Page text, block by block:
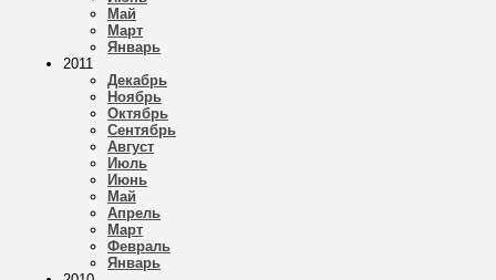
Май
Март
Январь
2011
Декабрь
Ноябрь
Октябрь
Сентябрь
Август
Июль
Июнь
Май
Апрель
Март
Февраль
Январь